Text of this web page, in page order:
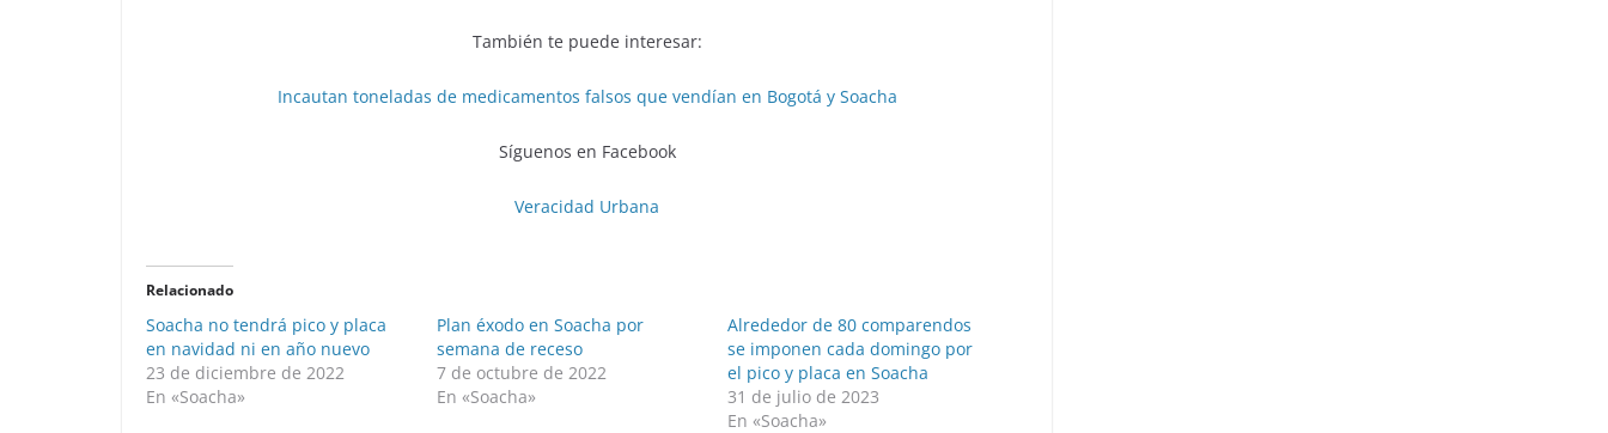
También te puede interesar:
Incautan toneladas de medicamentos falsos que vendían en Bogotá y Soacha
Síguenos en Facebook
Veracidad Urbana
Relacionado
Soacha no tendrá pico y placa
en navidad ni en año nuevo
23 de diciembre de 2022
En «Soacha»
Plan éxodo en Soacha por
semana de receso
7 de octubre de 2022
En «Soacha»
Alrededor de 80 comparendos
se imponen cada domingo por
el pico y placa en Soacha
31 de julio de 2023
En «Soacha»